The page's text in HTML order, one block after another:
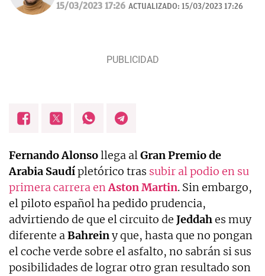
15/03/2023 17:26 ACTUALIZADO: 15/03/2023 17:26
Fernando Alonsollega alGran Premio de
Arabia Saudípletórico tras subir al podio en su
primera carrera enAston Martin. Sin embargo,
el piloto español ha pedido prudencia,
advirtiendo de que el circuito de Jeddahes muy
diferente aBahreiny que, hasta que no pongan
el coche verde sobre el asfalto, no sabrán si sus
posibilidades de lograr otro gran resultado son